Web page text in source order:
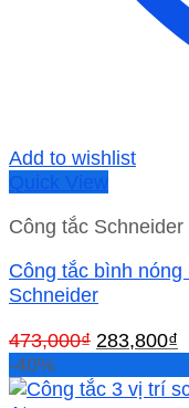
Add to wishlist
Quick View
Công tắc Schneider
Công tắc bình
Schneider
473,000₫ Giá
là:
283,800₫
-40%